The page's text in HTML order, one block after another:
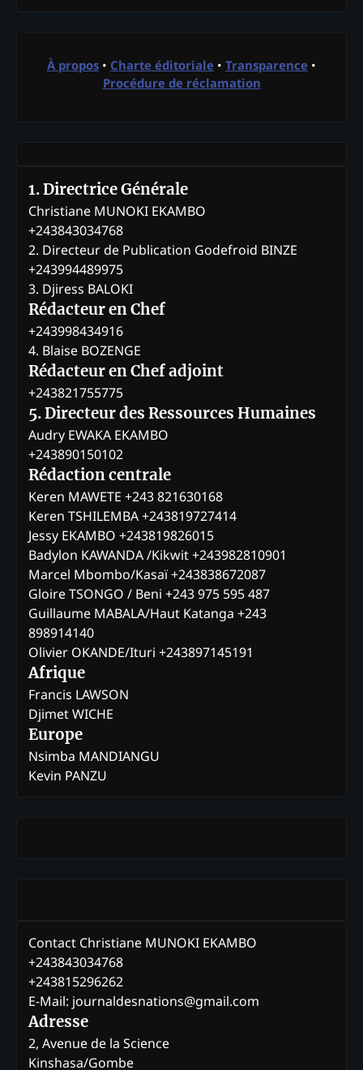
À propos • Charte éditoriale • Transparence •
Procédure de réclamation
1. Directrice Générale
Christiane MUNOKI EKAMBO
+243843034768
2. Directeur de Publication Godefroid BINZE
+243994489975
3. Djiress BALOKI
Rédacteur en Chef
+243998434916
4. Blaise BOZENGE
Rédacteur en Chef adjoint
+243821755775
5. Directeur des Ressources Humaines
Audry EWAKA EKAMBO
+243890150102
Rédaction centrale
Keren MAWETE +243 821630168
Keren TSHILEMBA +243819727414
Jessy EKAMBO +243819826015
Badylon KAWANDA /Kikwit +243982810901
Marcel Mbombo/Kasaï +243838672087
Gloire TSONGO / Beni +243 975 595 487
Guillaume MABALA/Haut Katanga +243
898914140
Olivier OKANDE/Ituri +243897145191
Afrique
Francis LAWSON
Djimet WICHE
Europe
Nsimba MANDIANGU
Kevin PANZU
Contact Christiane MUNOKI EKAMBO
+243843034768
+243815296262
E-Mail: journaldesnations@gmail.com
Adresse
2, Avenue de la Science
Kinshasa/Gombe